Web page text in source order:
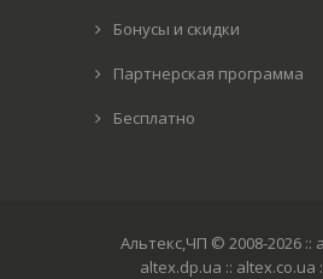
Бонусы и скидки
Партнерская программа
Бесплатно
Альтекс,ЧП © 2008-2026 ::
altex.dp.ua :: altex.co.ua